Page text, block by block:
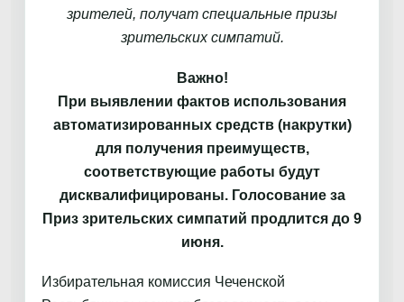
зрителей, получат специальные призы
зрительских симпатий.
Важно!
При выявлении фактов использования
автоматизированных средств (накрутки)
для получения преимуществ,
соответствующие работы будут
дисквалифицированы. Голосование за
Приз зрительских симпатий продлится до 9
июня.
Избирательная комиссия Чеченской